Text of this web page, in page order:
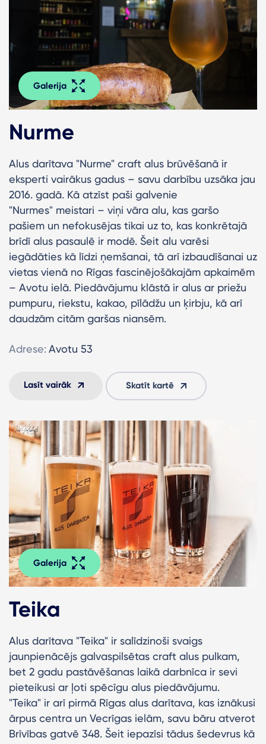
Galerija
Nurme
Alus darītava "Nurme" craft alus brūvēšanā ir
eksperti vairākus gadus – savu darbību uzsāka jau
2016. gadā. Kā atzīst paši galvenie
"Nurmes" meistari – viņi vāra alu, kas garšo
pašiem un nefokusējas tikai uz to, kas konkrētajā
brīdī alus pasaulē ir modē. Šeit alu varēsi
iegādāties kā līdzi ņemšanai, tā arī izbaudīšanai uz
vietas vienā no Rīgas fascinējošākajām apkaimēm
– Avotu ielā. Piedāvājumu klāstā ir alus ar priežu
pumpuru, riekstu, kakao, pīlādžu un ķirbju, kā arī
daudzām citām garšas niansēm.
Adrese: Avotu 53
Lasīt vairāk Skatīt kartē
Galerija
Teika
Alus darītava "Teika" ir salīdzinoši svaigs
jaunpienācējs galvaspilsētas craft alus pulkam,
bet 2 gadu pastāvēšanas laikā darbnīca ir sevi
pieteikusi ar ļoti spēcīgu alus piedāvājumu.
"Teika" ir arī pirmā Rīgas alus darītava, kas iznākusi
ārpus centra un Vecrīgas ielām, savu bāru atverot
Brīvības gatvē 348. Šeit iepazīsi tādus šedevrus kā